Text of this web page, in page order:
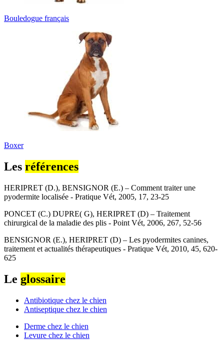
Bouledogue français
Boxer
Les références
HERIPRET (D.), BENSIGNOR (E.) – Comment traiter une
pyodermite localisée - Pratique Vét, 2005, 17, 23-25
PONCET (C.) DUPRE( G), HERIPRET (D) – Traitement
chirurgical de la maladie des plis - Point Vét, 2006, 267, 52-56
BENSIGNOR (E.), HERIPRET (D) – Les pyodermites canines,
traitement et actualités thérapeutiques - Pratique Vét, 2010, 45, 620-
625
Le glossaire
Antibiotique chez le chien
Antiseptique chez le chien
Derme chez le chien
Levure chez le chien